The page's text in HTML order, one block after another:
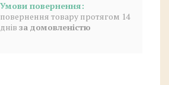
повернення товару протягом 14
днів за домовленістю